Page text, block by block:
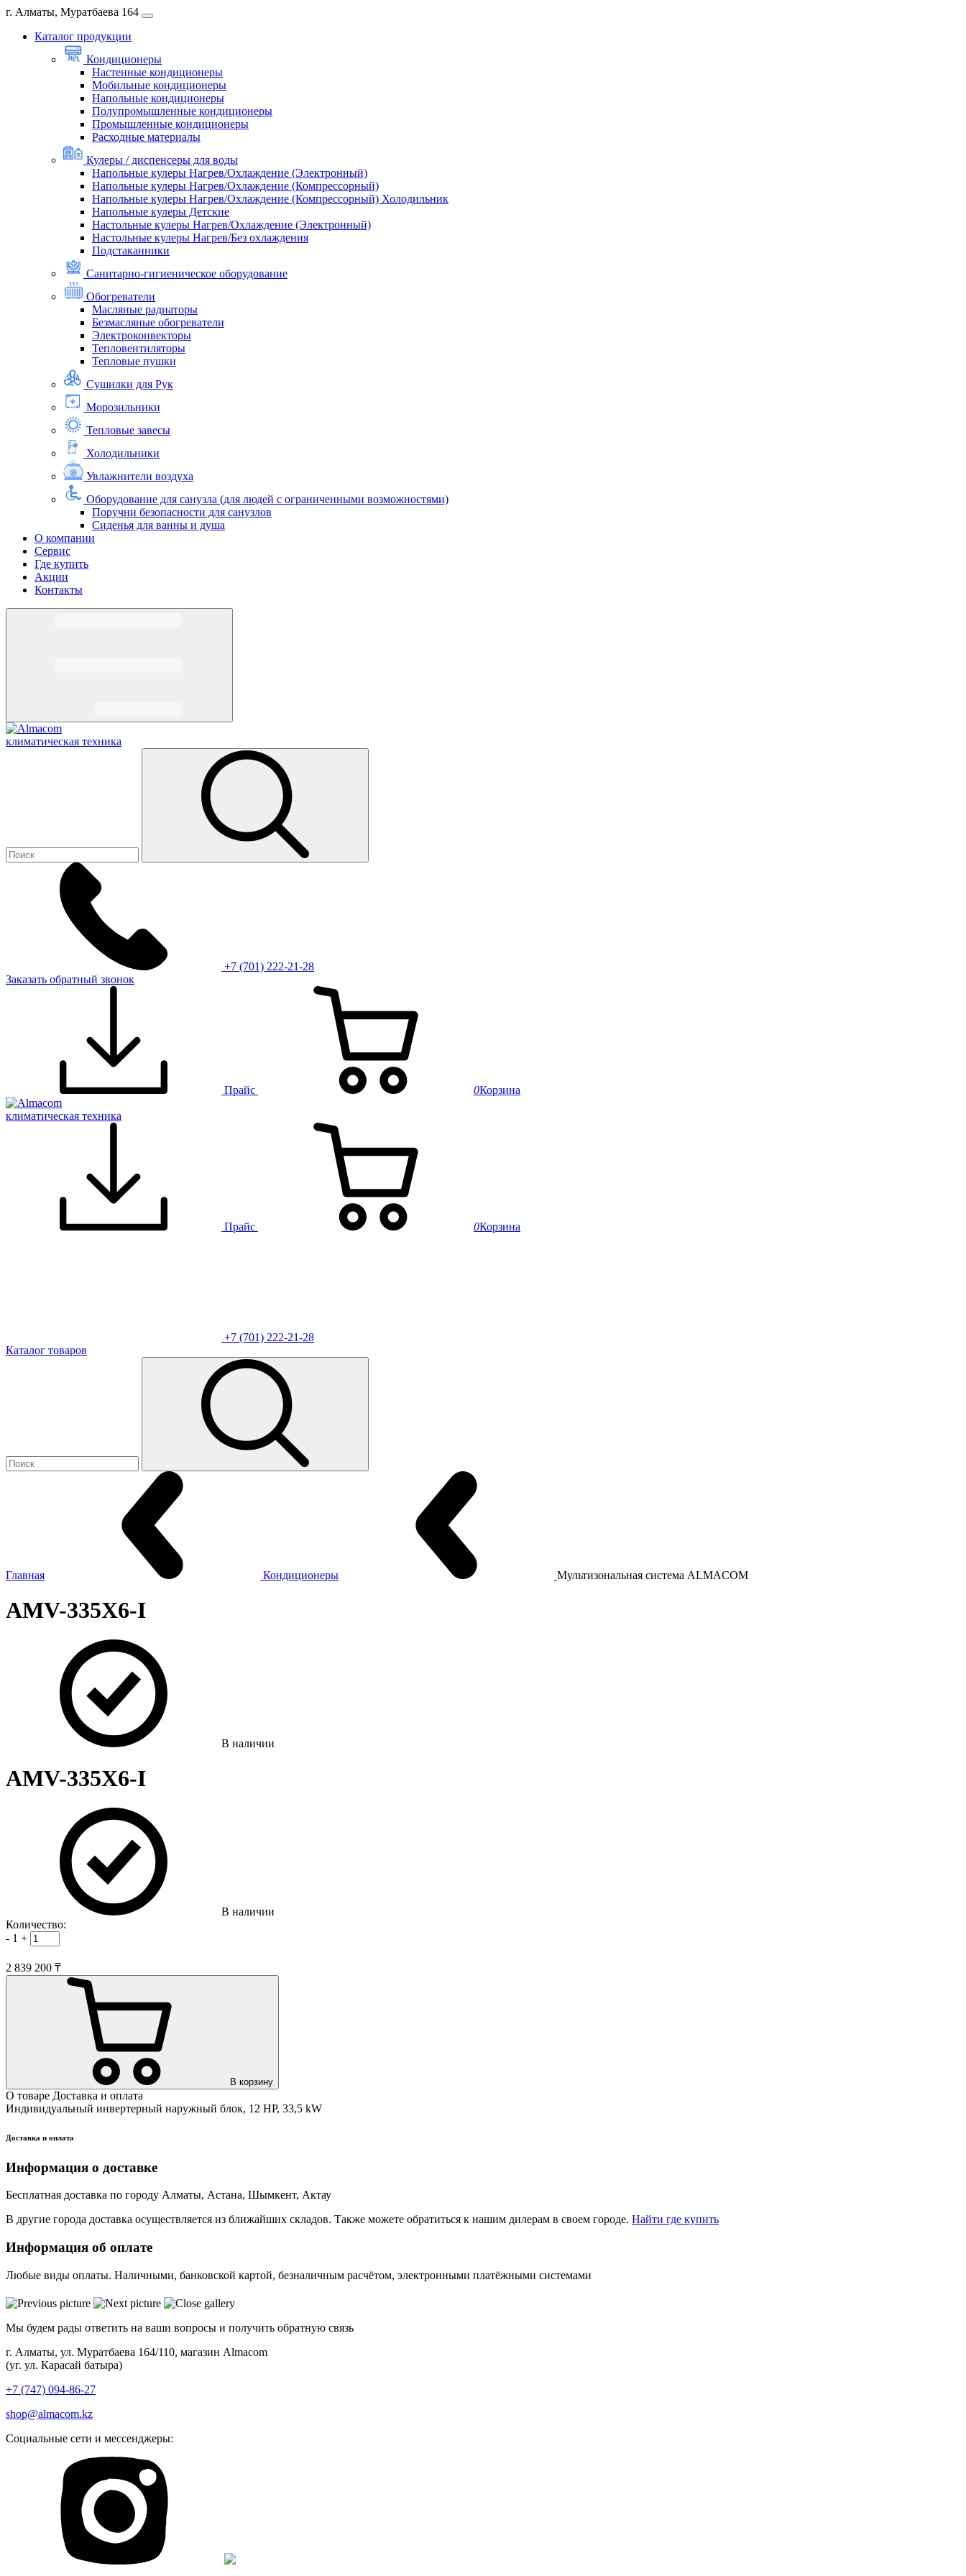
г. Алматы, Муратбаева 164
Каталог продукции
Кондиционеры
Настенные кондиционеры
Мобильные кондиционеры
Напольные кондиционеры
Полупромышленные кондиционеры
Промышленные кондиционеры
Расходные материалы
Кулеры / диспенсеры для воды
Напольные кулеры Нагрев/Охлаждение (Электронный)
Напольные кулеры Нагрев/Охлаждение (Компрессорный)
Напольные кулеры Нагрев/Охлаждение (Компрессорный) Холодильник
Напольные кулеры Детские
Настольные кулеры Нагрев/Охлаждение (Электронный)
Настольные кулеры Нагрев/Без охлаждения
Подстаканники
Санитарно-гигиеническое оборудование
Обогреватели
Масляные радиаторы
Безмасляные обогреватели
Электроконвекторы
Тепловентиляторы
Тепловые пушки
Сушилки для Рук
Морозильники
Тепловые завесы
Холодильники
Увлажнители воздуха
Оборудование для санузла (для людей с ограниченными возможностями)
Поручни безопасности для санузлов
Сиденья для ванны и душа
О компании
Сервис
Где купить
Акции
Контакты
климатическая техника
+7 (701) 222-21-28
Заказать обратный звонок
Прайс 0Корзина
климатическая техника
Прайс 0Корзина
+7 (701) 222-21-28
Каталог товаров
Главная Кондиционеры Мультизональная система ALMACOM
АMV-335Х6-I
В наличии
АMV-335Х6-I
В наличии
Количество:
- 1 +
2 839 200 ₸
В корзину
О товаре Доставка и оплата
Индивидуальный инвертерный наружный блок, 12 HP, 33,5 kW
Доставка и оплата
Информация о доставке
Бесплатная доставка по городу Алматы, Астана, Шымкент, Актау
В другие города доставка осуществляется из ближайших складов. Также можете обратиться к нашим дилерам в своем городе. Найти где купить
Информация об оплате
Любые виды оплаты. Наличными, банковской картой, безналичным расчётом, электронными платёжными системами
Мы будем рады ответить на ваши вопросы и получить обратную связь
г. Алматы, ул. Муратбаева 164/110, магазин Almacom
(уг. ул. Карасай батыра)
+7 (747) 094-86-27
shop@almacom.kz
Социальные сети и мессенджеры: